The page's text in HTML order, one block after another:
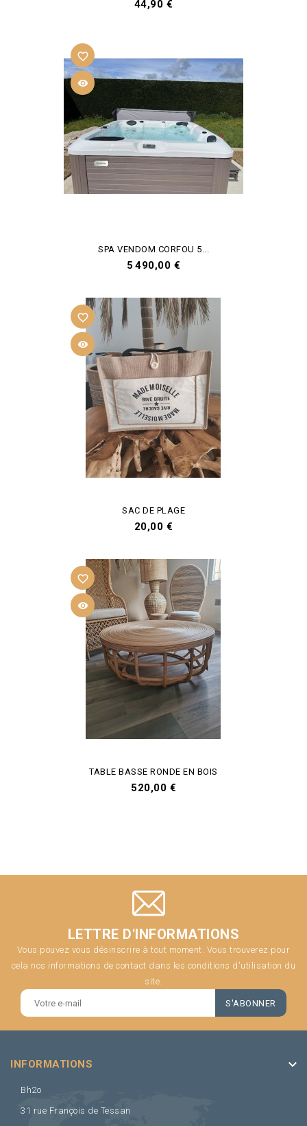
Prix
44,90 €

favorite_border
SPA VENDOM CORFOU 5...
Prix
5 490,00 €

favorite_border
SAC DE PLAGE
Prix
20,00 €

favorite_border
TABLE BASSE RONDE EN BOIS
Prix
520,00 €
LETTRE D'INFORMATIONS
Vous pouvez vous désinscrire à tout moment. Vous trouverez pour
cela nos informations de contact dans les conditions d'utilisation du
site.
INFORMATIONS keyboard_arrow_down
Bh2o
31 rue François de Tessan